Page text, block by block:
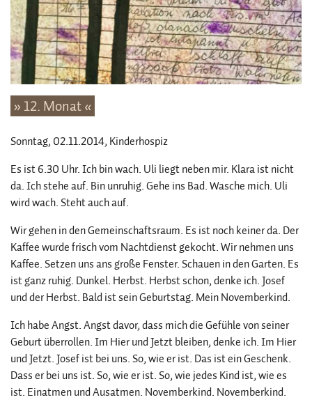
» 12. Monat «
Sonntag, 02.11.2014, Kinderhospiz
Es ist 6.30 Uhr. Ich bin wach. Uli liegt neben mir. Klara ist nicht
da. Ich stehe auf. Bin unruhig. Gehe ins Bad. Wasche mich. Uli
wird wach. Steht auch auf.
Wir gehen in den Gemeinschaftsraum. Es ist noch keiner da. Der
Kaffee wurde frisch vom Nachtdienst gekocht. Wir nehmen uns
Kaffee. Setzen uns ans große Fenster. Schauen in den Garten. Es
ist ganz ruhig. Dunkel. Herbst. Herbst schon, denke ich. Josef
und der Herbst. Bald ist sein Geburtstag. Mein Novemberkind.
Ich habe Angst. Angst davor, dass mich die Gefühle von seiner
Geburt überrollen. Im Hier und Jetzt bleiben, denke ich. Im Hier
und Jetzt. Josef ist bei uns. So, wie er ist. Das ist ein Geschenk.
Dass er bei uns ist. So, wie er ist. So, wie jedes Kind ist, wie es
ist. Einatmen und Ausatmen. Novemberkind. Novemberkind.